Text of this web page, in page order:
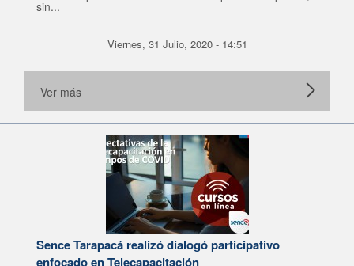
sin...
Viernes, 31 Julio, 2020 - 14:51
Ver más
Sence Tarapacá realizó dialogó participativo
enfocado en Telecapacitación